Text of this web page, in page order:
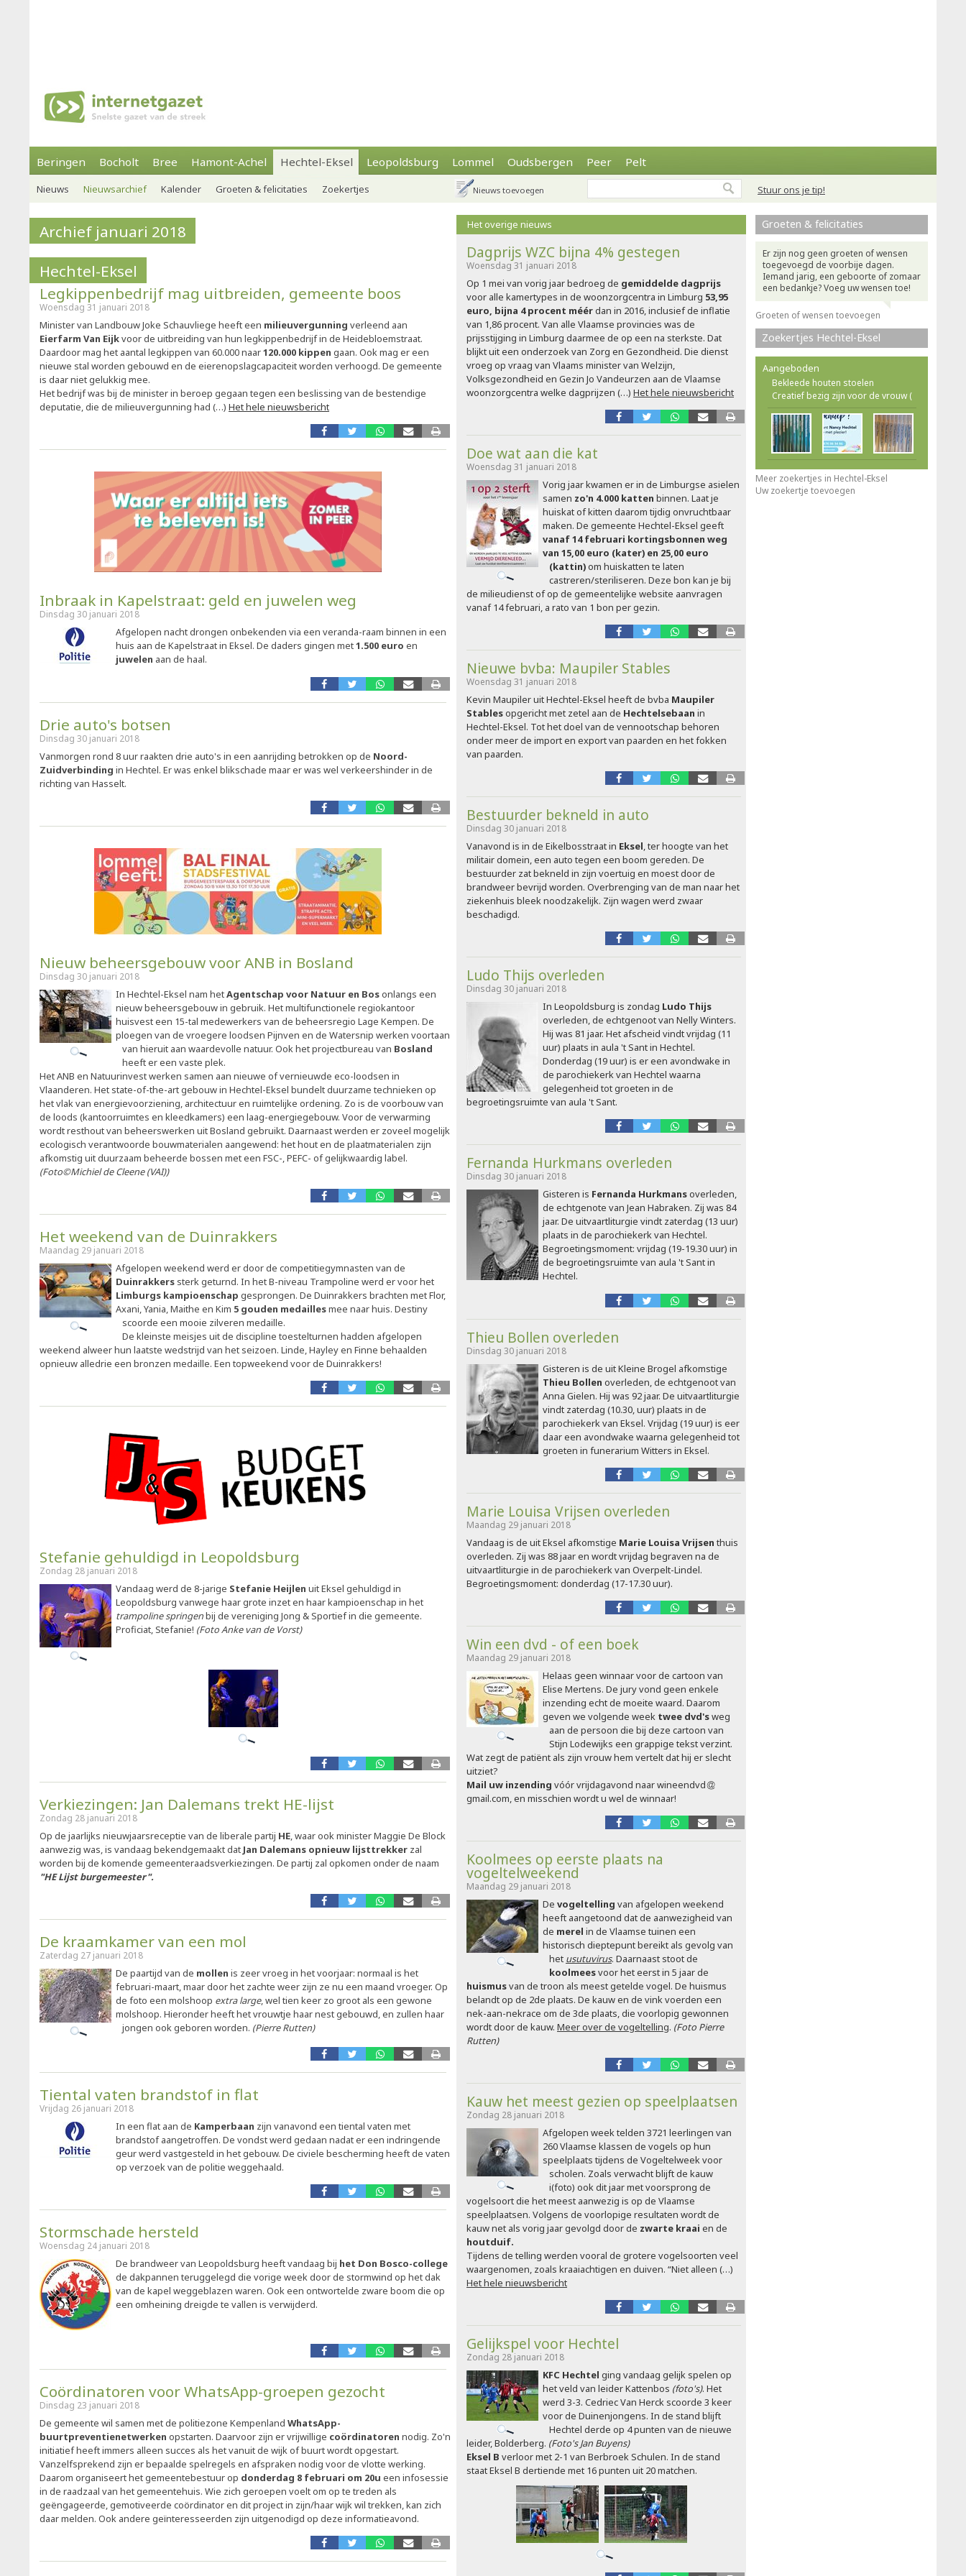
Beringen Bocholt Bree Hamont-Achel Hechtel-Eksel Leopoldsburg Lommel Oudsbergen Peer Pelt
Stuur ons je tip!
Nieuws Nieuwsarchief Kalender Groeten & felicitaties Zoekertjes Nieuws toevoegen
Archief januari 2018
Hechtel-Eksel
Legkippenbedrijf mag uitbreiden, gemeente boos
Woensdag 31 januari 2018
Minister van Landbouw Joke Schauvliege heeft een milieuvergunning verleend aan
Eierfarm Van Eijkvoor de uitbreiding van hun legkippenbedrijf in de Heidebloemstraat.
Daardoor mag het aantal legkippen van 60.000 naar120.000 kippen gaan. Ook mag er een
nieuwe stal worden gebouwd en de eierenopslagcapaciteit worden verhoogd. De gemeente
is daar niet gelukkig mee.
Het bedrijf was bij de minister in beroep gegaan tegen een beslissing van de bestendige
deputatie, die de milieuvergunning had (…) Het hele nieuwsbericht
Inbraak in Kapelstraat: geld en juwelen weg
Dinsdag 30 januari 2018
Afgelopen nacht drongen onbekenden via een veranda-raam binnen in een
huis aan de Kapelstraat in Eksel. De daders gingen met1.500 euro en
juwelen aan de haal.
Drie auto's botsen
Dinsdag 30 januari 2018
Vanmorgen rond 8 uur raakten drie auto's in een aanrijding betrokken op de Noord-
Zuidverbinding in Hechtel. Er was enkel blikschade maar er was wel verkeershinder in de
richting van Hasselt.
Nieuw beheersgebouw voor ANB in Bosland
Dinsdag 30 januari 2018
In Hechtel-Eksel nam hetAgentschap voor Natuur en Bosonlangs een
nieuw beheersgebouw in gebruik. Het multifunctionele regiokantoor
huisvest een 15-tal medewerkers van de beheersregio Lage Kempen. De
ploegen van de vroegere loodsen Pijnven en de Watersnip werken voortaan
van hieruit aan waardevolle natuur. Ook het projectbureau van Bosland
heeft er een vaste plek.
Het ANB en Natuurinvest werken samen aan nieuwe of vernieuwde eco-loodsen in
Vlaanderen. Het state-of-the-art gebouw in Hechtel-Eksel bundelt duurzame technieken op
het vlak van energievoorziening, architectuur en ruimtelijke ordening. Zo is de voorbouw van
de loods (kantoorruimtes en kleedkamers) een laag-energiegebouw. Voor de verwarming
wordt resthout van beheerswerken uit Bosland gebruikt. Daarnaast werden er zoveel mogelijk
ecologisch verantwoorde bouwmaterialen aangewend: het hout en de plaatmaterialen zijn
afkomstig uit duurzaam beheerde bossen met een FSC-, PEFC- of gelijkwaardig label.
(Foto©Michiel de Cleene (VAI))
Het weekend van de Duinrakkers
Maandag 29 januari 2018
Afgelopen weekend werd er door de competitiegymnasten van de
Duinrakkers sterk geturnd. In het B-niveau Trampoline werd er voor het
Limburgs kampioenschap gesprongen. De Duinrakkers brachten met Flor,
Axani, Yania, Maithe en Kim 5 gouden medaillesmee naar huis. Destiny
scoorde een mooie zilveren medaille.
De kleinste meisjes uit de discipline toestelturnen hadden afgelopen
weekend alweer hun laatste wedstrijd van het seizoen. Linde, Hayley en Finne behaalden
opnieuw alledrie een bronzen medaille. Een topweekend voor de Duinrakkers!
Stefanie gehuldigd in Leopoldsburg
Zondag 28 januari 2018
Vandaag werd de 8-jarige Stefanie Heijlen uit Eksel gehuldigd in
Leopoldsburg vanwege haar grote inzet en haar kampioenschap in het
trampoline springenbij de vereniging Jong & Sportief in die gemeente.
Proficiat, Stefanie! (Foto Anke van de Vorst)
Verkiezingen: Jan Dalemans trekt HE-lijst
Zondag 28 januari 2018
Op de jaarlijks nieuwjaarsreceptie van de liberale partij HE, waar ook minister Maggie De Block
aanwezig was, is vandaag bekendgemaakt dat Jan Dalemans opnieuw lijsttrekker zal
worden bij de komende gemeenteraadsverkiezingen. De partij zal opkomen onder de naam
"HE Lijst burgemeester".
De kraamkamer van een mol
Zaterdag 27 januari 2018
De paartijd van de mollen is zeer vroeg in het voorjaar: normaal is het
februari-maart, maar door het zachte weer zijn ze nu een maand vroeger. Op
de foto een molshoop extra large, wel tien keer zo groot als een gewone
molshoop. Hieronder heeft het vrouwtje haar nest gebouwd, en zullen haar
jongen ook geboren worden. (Pierre Rutten)
Tiental vaten brandstof in flat
Vrijdag 26 januari 2018
In een flat aan de Kamperbaan zijn vanavond een tiental vaten met
brandstof aangetroffen. De vondst werd gedaan nadat er een indringende
geur werd vastgesteld in het gebouw. De civiele bescherming heeft de vaten
op verzoek van de politie weggehaald.
Stormschade hersteld
Woensdag 24 januari 2018
De brandweer van Leopoldsburg heeft vandaag bij het Don Bosco-college
de dakpannen teruggelegd die vorige week door de stormwind op het dak
van de kapel weggeblazen waren. Ook een ontwortelde zware boom die op
een omheining dreigde te vallen is verwijderd.
Coördinatoren voor WhatsApp-groepen gezocht
Dinsdag 23 januari 2018
De gemeente wil samen met de politiezone Kempenland WhatsApp-
buurtpreventienetwerken opstarten. Daarvoor zijn er vrijwillige coördinatoren nodig. Zo'n
initiatief heeft immers alleen succes als het vanuit de wijk of buurt wordt opgestart.
Vanzelfsprekend zijn er bepaalde spelregels en afspraken nodig voor de vlotte werking.
Daarom organiseert het gemeentebestuur op donderdag 8 februari om 20u een infosessie
in de raadzaal van het gemeentehuis. Wie zich geroepen voelt om op te treden als
geëngageerde, gemotiveerde coördinator en dit project in zijn/haar wijk wil trekken, kan zich
daar melden. Ook andere geïnteresseerden zijn uitgenodigd op deze informatieavond.
Het overige nieuws
Dagprijs WZC bijna 4% gestegen
Woensdag 31 januari 2018
Op 1 mei van vorig jaar bedroeg de gemiddelde dagprijs
voor alle kamertypes in de woonzorgcentra in Limburg 53,95
euro, bijna 4 procent méérdan in 2016, inclusief de inflatie
van 1,86 procent. Van alle Vlaamse provincies was de
prijsstijging in Limburg daarmee de op een na sterkste. Dat
blijkt uit een onderzoek van Zorg en Gezondheid. Die dienst
vroeg op vraag van Vlaams minister van Welzijn,
Volksgezondheid en Gezin Jo Vandeurzen aan de Vlaamse
woonzorgcentra welke dagprijzen (…) Het hele nieuwsbericht
Doe wat aan die kat
Woensdag 31 januari 2018
Vorig jaar kwamen er in de Limburgse asielen
samen zo'n 4.000 katten binnen. Laat je
huiskat of kitten daarom tijdig onvruchtbaar
maken. De gemeente Hechtel-Eksel geeft
vanaf 14 februari kortingsbonnen weg
van 15,00 euro (kater) en 25,00 euro
(kattin)om huiskatten te laten
castreren/steriliseren. Deze bon kan je bij
de milieudienst of op de gemeentelijke website aanvragen
vanaf 14 februari, a rato van 1 bon per gezin.
Nieuwe bvba: Maupiler Stables
Woensdag 31 januari 2018
Kevin Maupiler uit Hechtel-Eksel heeft de bvba Maupiler
Stablesopgericht met zetel aan de Hechtelsebaan in
Hechtel-Eksel. Tot het doel van de vennootschap behoren
onder meer de import en export van paarden en het fokken
van paarden.
Bestuurder bekneld in auto
Dinsdag 30 januari 2018
Vanavond is in de Eikelbosstraat in Eksel, ter hoogte van het
militair domein, een auto tegen een boom gereden. De
bestuurder zat bekneld in zijn voertuig en moest door de
brandweer bevrijd worden. Overbrenging van de man naar het
ziekenhuis bleek noodzakelijk. Zijn wagen werd zwaar
beschadigd.
Ludo Thijs overleden
Dinsdag 30 januari 2018
In Leopoldsburg is zondag Ludo Thijs
overleden, de echtgenoot van Nelly Winters.
Hij was 81 jaar. Het afscheid vindt vrijdag (11
uur) plaats in aula 't Sant in Hechtel.
Donderdag (19 uur) is er een avondwake in
de parochiekerk van Hechtel waarna
gelegenheid tot groeten in de
begroetingsruimte van aula 't Sant.
Fernanda Hurkmans overleden
Dinsdag 30 januari 2018
Gisteren is Fernanda Hurkmansoverleden,
de echtgenote van Jean Habraken. Zij was 84
jaar. De uitvaartliturgie vindt zaterdag (13 uur)
plaats in de parochiekerk van Hechtel.
Begroetingsmoment: vrijdag (19-19.30 uur) in
de begroetingsruimte van aula 't Sant in
Hechtel.
Thieu Bollen overleden
Dinsdag 30 januari 2018
Gisteren is de uit Kleine Brogel afkomstige
Thieu Bollen overleden, de echtgenoot van
Anna Gielen. Hij was 92 jaar. De uitvaartliturgie
vindt zaterdag (10.30, uur) plaats in de
parochiekerk van Eksel. Vrijdag (19 uur) is eer
daar een avondwake waarna gelegenheid tot
groeten in funerarium Witters in Eksel.
Marie Louisa Vrijsen overleden
Maandag 29 januari 2018
Vandaag is de uit Eksel afkomstige Marie Louisa Vrijsen thuis
overleden. Zij was 88 jaar en wordt vrijdag begraven na de
uitvaartliturgie in de parochiekerk van Overpelt-Lindel.
Begroetingsmoment: donderdag (17-17.30 uur).
Win een dvd - of een boek
Maandag 29 januari 2018
Helaas geen winnaar voor de cartoon van
Elise Mertens. De jury vond geen enkele
inzending echt de moeite waard. Daarom
geven we volgende week twee dvd'sweg
aan de persoon die bij deze cartoon van
Stijn Lodewijks een grappige tekst verzint.
Wat zegt de patiënt als zijn vrouw hem vertelt dat hij er slecht
uitziet?
Mail uw inzending vóór vrijdagavond naar wineendvd
gmail.com, en misschien wordt u wel de winnaar!
Koolmees op eerste plaats na
vogeltelweekend
Maandag 29 januari 2018
De vogeltelling van afgelopen weekend
heeft aangetoond dat de aanwezigheid van
de merel in de Vlaamse tuinen een
historisch dieptepunt bereikt als gevolg van
het usutuvirus. Daarnaast stoot de
koolmeesvoor het eerst in 5 jaar de
huismusvan de troon als meest getelde vogel. De huismus
belandt op de 2de plaats. De kauw en de vink voerden een
nek-aan-nekrace om de 3de plaats, die voorlopig gewonnen
wordt door de kauw. Meer over de vogeltelling. (Foto Pierre
Rutten)
Kauw het meest gezien op speelplaatsen
Zondag 28 januari 2018
Afgelopen week telden 3721 leerlingen van
260 Vlaamse klassen de vogels op hun
speelplaats tijdens de Vogeltelweek voor
scholen. Zoals verwacht blijft de kauw
i(foto) ook dit jaar met voorsprong de
vogelsoort die het meest aanwezig is op de Vlaamse
speelplaatsen. Volgens de voorlopige resultaten wordt de
kauw net als vorig jaar gevolgd door de zwarte kraai en de
houtduif.
Tijdens de telling werden vooral de grotere vogelsoorten veel
waargenomen, zoals kraaiachtigen en duiven. “Niet alleen (…)
Het hele nieuwsbericht
Gelijkspel voor Hechtel
Zondag 28 januari 2018
KFC Hechtel ging vandaag gelijk spelen op
het veld van leider Kattenbos (foto's). Het
werd 3-3. Cedriec Van Herck scoorde 3 keer
voor de Duinenjongens. In de stand blijft
Hechtel derde op 4 punten van de nieuwe
leider, Bolderberg. (Foto's Jan Buyens)
Eksel B verloor met 2-1 van Berbroek Schulen. In de stand
staat Eksel B dertiende met 16 punten uit 20 matchen.
Groeten & felicitaties
Er zijn nog geen groeten of wensen
toegevoegd de voorbije dagen.
Iemand jarig, een geboorte of zomaar
een bedankje? Voeg uw wensen toe!
Groeten of wensen toevoegen
Zoekertjes Hechtel-Eksel
Aangeboden
Bekleede houten stoelen
Creatief bezig zijn voor de vrouw (
Meer zoekertjes in Hechtel-Eksel
Uw zoekertje toevoegen